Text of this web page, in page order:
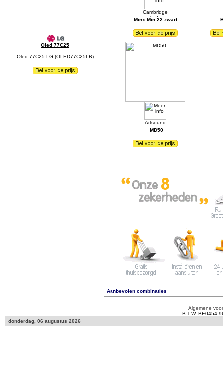
Oled 77C25
Oled 77C25 LG (OLED77C25LB)
Minx Min 22 zwart
MD50
Aanbevolen combinaties
Algemene
B.T.W.
donderdag, 06 augustus 2026